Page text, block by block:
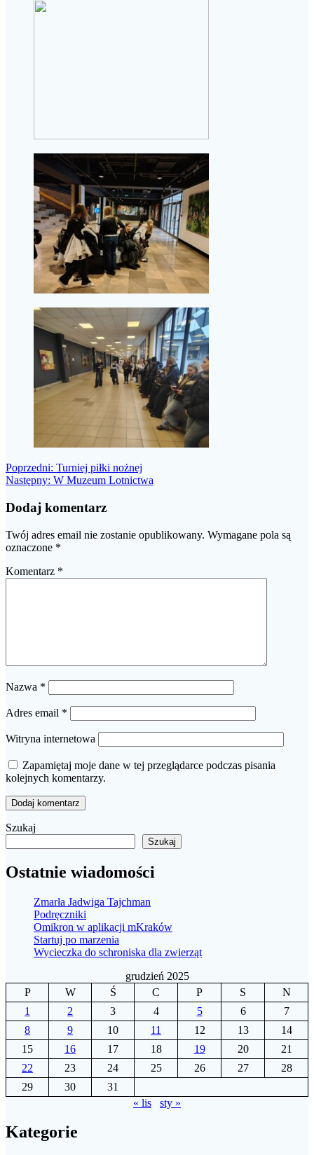
Nawigacja
wpisu
Poprzedni: Poprzedni
wpis:
Turniej piłki nożnej
Następny: Następny
W Muzeum Lotnictwa
Dodaj komentarz
Twój adres email nie zostanie opublikowany. Wymagane pola są
oznaczone *
Komentarz *
Nazwa *
Adres email *
Witryna internetowa
Zapamiętaj moje dane w tej przeglądarce podczas pisania
kolejnych komentarzy.
Szukaj
Szukaj
Ostatnie wiadomości
Zmarła Jadwiga Tajchman
Podręczniki
Omikron w aplikacji mKraków
Startuj po marzenia
Wycieczka do schroniska dla zwierząt
grudzień 2025
P
W Ś C P S
N
1
2 3 4 5 6
7
8
9 10 11 12 13
14
15
16 17 18 19 20
21
22
23 24 25 26 27
28
29
30
31
« lis
sty »
Kategorie